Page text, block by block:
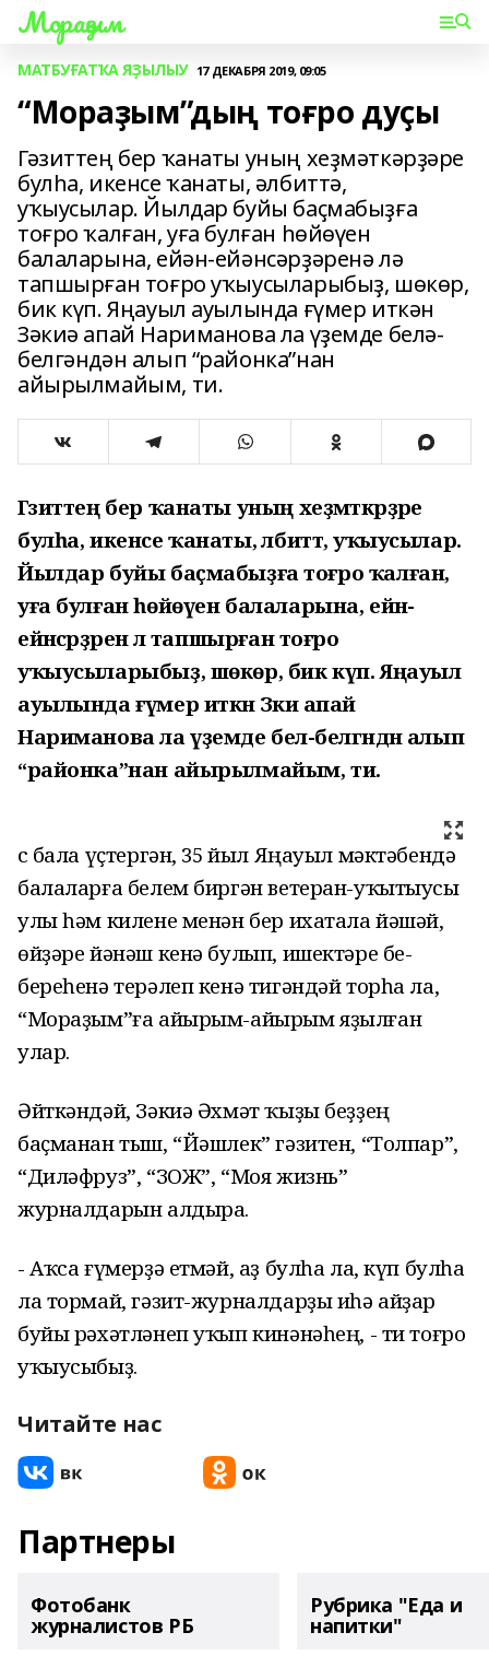
Мораҙым
МАТБУҒАТҠА ЯҘЫЛЫУ 17 ДЕКАБРЯ 2019, 09:05
“Мораҙым”дың тоғро дуҫы
Гәзиттең бер ҡанаты уның хеҙмәткәрҙәре
булһа, икенсе ҡанаты, әлбиттә,
уҡыусылар. Йылдар буйы баҫмабыҙға
тоғро ҡалған, уға булған һөйөүен
балаларына, ейән-ейәнсәрҙәренә лә
тапшырған тоғро уҡыусыларыбыҙ, шөкөр,
бик күп. Яңауыл ауылында ғүмер иткән
Зәкиә апай Нариманова ла үҙемде белә-
белгәндән алып “районка”нан
айырылмайым, ти.
Гәзиттең бер ҡанаты уның хеҙмәткәрҙәре
булһа, икенсе ҡанаты, әлбиттә, уҡыусылар.
Йылдар буйы баҫмабыҙға тоғро ҡалған,
уға булған һөйөүен балаларына, ейән-
ейәнсәрҙәренә лә тапшырған тоғро
уҡыусыларыбыҙ, шөкөр, бик күп. Яңауыл
ауылында ғүмер иткән Зәкиә апай
Нариманова ла үҙемде белә-белгәндән алып
“районка”нан айырылмайым, ти.
Өс бала үҫтергән, 35 йыл Яңауыл мәктәбендә
балаларға белем биргән ветеран-уҡытыусы
улы һәм килене менән бер ихатала йәшәй,
өйҙәре йәнәш кенә булып, ишектәре бе-
береһенә терәлеп кенә тигәндәй торһа ла,
“Мораҙым”ға айырым-айырым яҙылған
улар.
Әйткәндәй, Зәкиә Әхмәт ҡыҙы беҙҙең
баҫманан тыш, “Йәшлек” гәзитен, “Толпар”,
“Диләфруз”, “ЗОЖ”, “Моя жизнь”
журналдарын алдыра.
- Аҡса ғүмерҙә етмәй, аҙ булһа ла, күп булһа
ла тормай, гәзит-журналдарҙы иһә айҙар
буйы рәхәтләнеп уҡып кинәнәһең, - ти тоғро
уҡыусыбыҙ.
Читайте нас
Партнеры
Фотобанк
журналистов РБ
Рубрика "Еда и
напитки"